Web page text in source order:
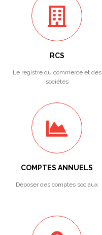
RCS
Le registre du commerce et des
sociétés
COMPTES ANNUELS
Déposer des comptes sociaux